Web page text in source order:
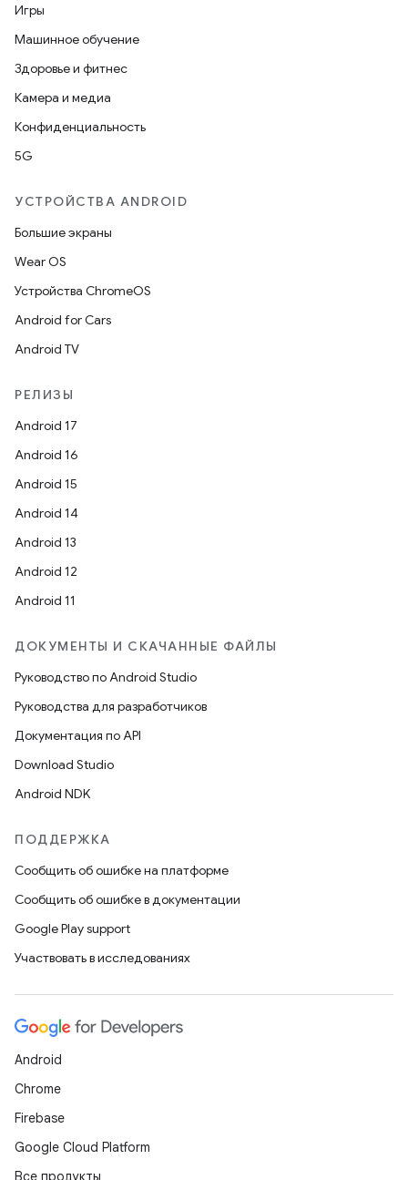
Игры
Машинное обучение
Здоровье и фитнес
Камера и медиа
Конфиденциальность
5G
УСТРОЙСТВА ANDROID
Большие экраны
Wear OS
Устройства ChromeOS
Android for Cars
Android TV
РЕЛИЗЫ
Android 17
Android 16
Android 15
Android 14
Android 13
Android 12
Android 11
ДОКУМЕНТЫ И СКАЧАННЫЕ ФАЙЛЫ
Руководство по Android Studio
Руководства для разработчиков
Документация по API
Download Studio
Android NDK
ПОДДЕРЖКА
Сообщить об ошибке на платформе
Сообщить об ошибке в документации
Google Play support
Участвовать в исследованиях
Android
Chrome
Firebase
Google Cloud Platform
Все продукты